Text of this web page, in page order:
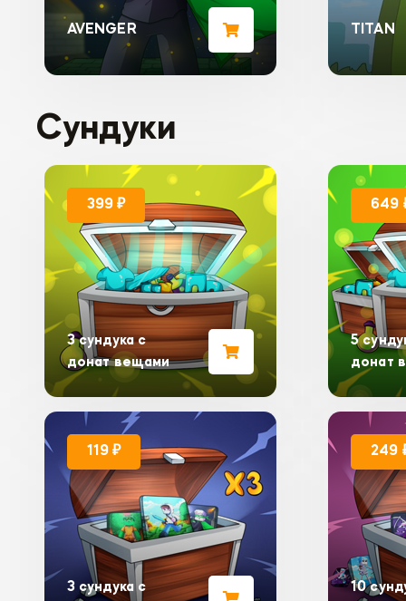
AVENGER TITAN
Сундуки
399 ₽
3 сундука с
донат вещами
649
5
донат
119 ₽
3 сундука с
249
10